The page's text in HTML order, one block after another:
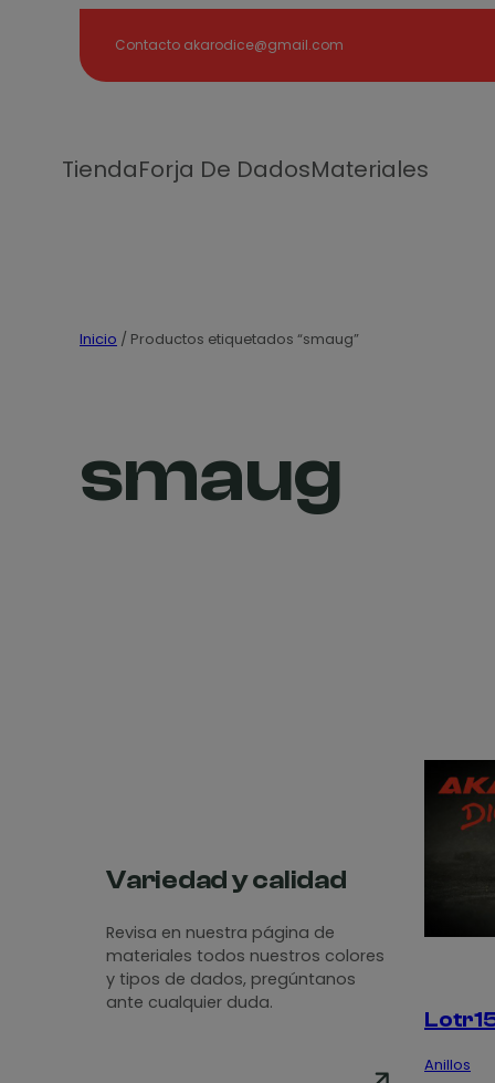
Contacto akarodice@gmail.com
TiendaForja De DadosMateriales
Inicio / Productos etiquetados “smaug”
smaug
Anillos
Variedad y calidad
Revisa en nuestra página de
materiales todos nuestros colores
y tipos de dados, pregúntanos
ante cualquier duda.
Search